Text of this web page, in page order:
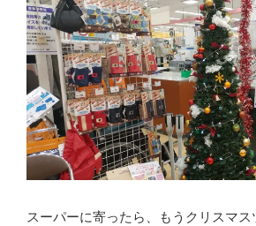
スーパーに寄ったら、もうクリスマ